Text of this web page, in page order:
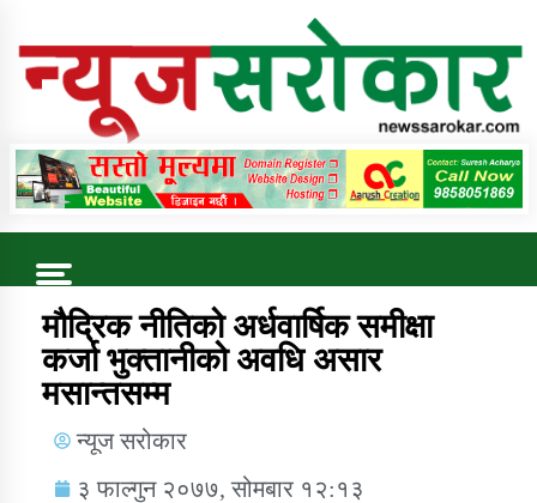
Online News Portal
Trending Now
मौद्रिक नीतिको अर्धवार्षिक समीक्षा
कर्जा भुक्तानीको अवधि असार
मसान्तसम्म
न्यूज सरोकार
३ फाल्गुन २०७७, सोमबार १२:१३